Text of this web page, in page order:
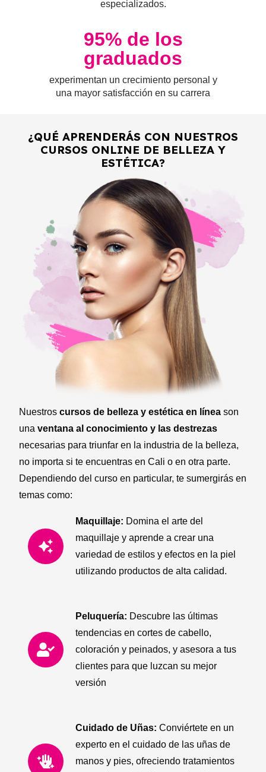
especializados.
95% de los
graduados
experimentan un crecimiento personal y
una mayor satisfacción en su carrera
¿QUÉ APRENDERÁS CON NUESTROS
CURSOS ONLINE DE BELLEZA Y
ESTÉTICA?
Nuestros cursos de belleza y estética en línea son
una ventana al conocimiento y las destrezas
necesarias para triunfar en la industria de la belleza,
no importa si te encuentras en Cali o en otra parte.
Dependiendo del curso en particular, te sumergirás en
temas como:
Maquillaje: Domina el arte del
maquillaje y aprende a crear una
variedad de estilos y efectos en la piel
utilizando productos de alta calidad.
Peluquería: Descubre las últimas
tendencias en cortes de cabello,
coloración y peinados, y asesora a tus
clientes para que luzcan su mejor
versión
Cuidado de Uñas: Conviértete en un
experto en el cuidado de las uñas de
manos y pies, ofreciendo tratamientos